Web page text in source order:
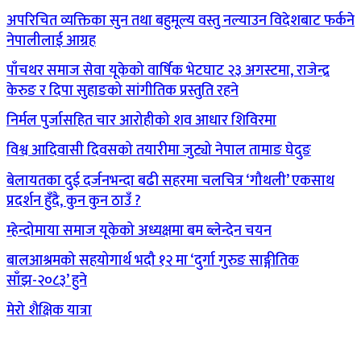
अपरिचित व्यक्तिका सुन तथा बहुमूल्य वस्तु नल्याउन विदेशबाट फर्कने
नेपालीलाई आग्रह
पाँचथर समाज सेवा यूकेको वार्षिक भेटघाट २३ अगस्टमा, राजेन्द्र
केरुङ र दिपा सुहाङको सांगीतिक प्रस्तुति रहने
निर्मल पुर्जासहित चार आरोहीको शव आधार शिविरमा
विश्व आदिवासी दिवसको तयारीमा जुट्यो नेपाल तामाङ घेदुङ
बेलायतका दुई दर्जनभन्दा बढी सहरमा चलचित्र ‘गौथली’ एकसाथ
प्रदर्शन हुँदै, कुन कुन ठाउँ ?
म्हेन्दोमाया समाज यूकेको अध्यक्षमा बम ब्लेन्देन चयन
बालआश्रमको सहयोगार्थ भदौ १२ मा ‘दुर्गा गुरुङ साङ्गीतिक
साँझ-२०८३’ हुने
मेरो शैक्षिक यात्रा